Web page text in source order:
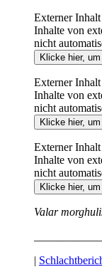
Externer Inhalt
Inhalte von
nicht
Klicke hier,
Externer Inhalt
Inhalte von
nicht
Klicke hier,
Externer Inhalt
Inhalte von
nicht
Klicke hier,
Valar
|